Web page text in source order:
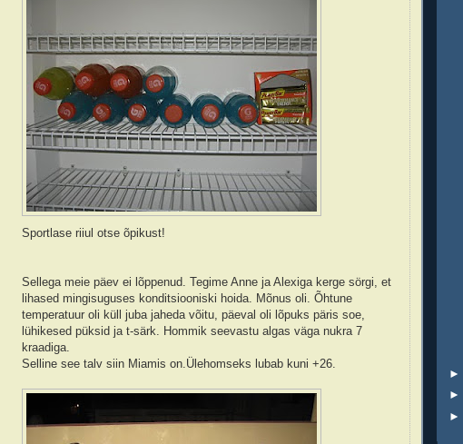
Sportlase riiul otse õpikust!
Sellega meie päev ei lõppenud. Tegime Anne ja Alexiga kerge sörgi, et
lihased mingisuguses konditsiooniski hoida. Mõnus oli. Õhtune
temperatuur oli küll juba jaheda võitu, päeval oli lõpuks päris soe,
lühikesed püksid ja t-särk. Hommik seevastu algas väga nukra 7
kraadiga.
Selline see talv siin Miamis on.Ülehomseks lubab kuni +26.
►
►
►